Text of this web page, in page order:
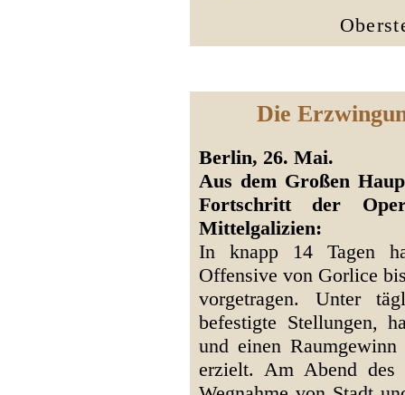
Die
Berlin, 26. Mai.
Aus dem Großen
Fortschritt der
Mittelgalizien:
In knapp 14 Tagen
Offensive von Gorlice
vorgetragen. Unter
befestigte Stellungen,
und einen
erzielt. Am Abend